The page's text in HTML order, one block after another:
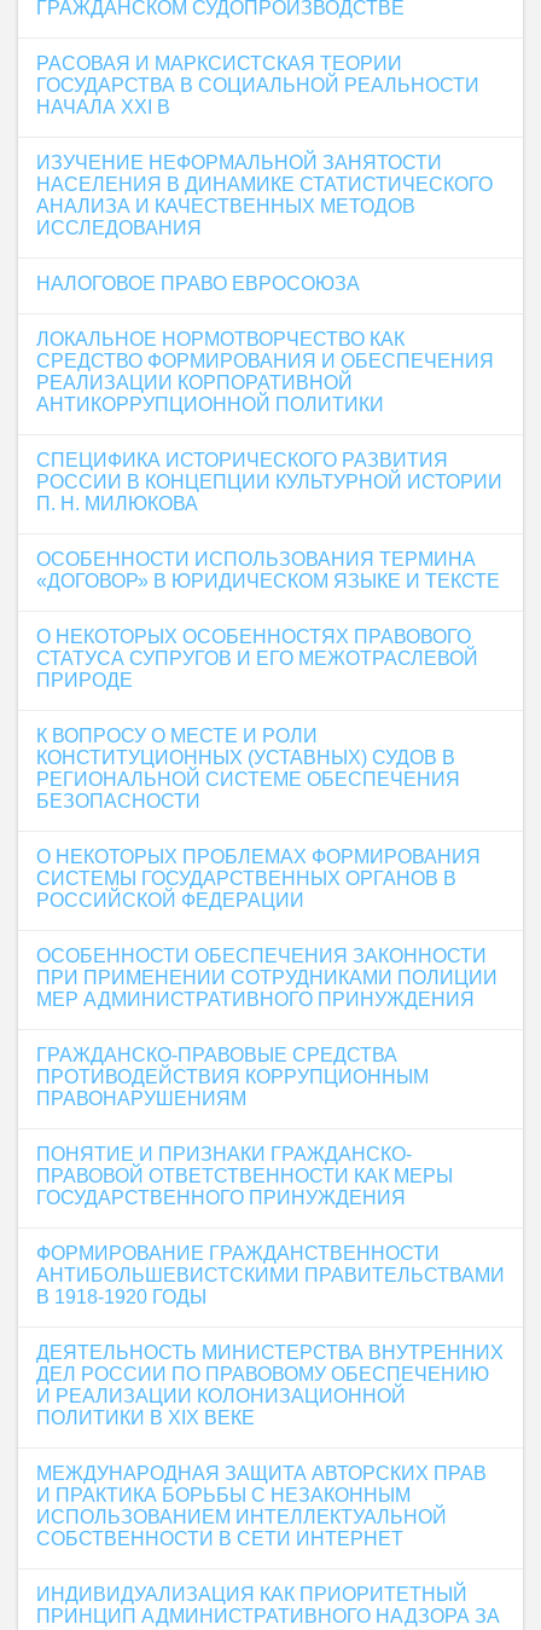
ГРАЖДАНСКОМ СУДОПРОИЗВОДСТВЕ
РАСОВАЯ И МАРКСИСТСКАЯ ТЕОРИИ
ГОСУДАРСТВА В СОЦИАЛЬНОЙ РЕАЛЬНОСТИ
НАЧАЛА XXI В
ИЗУЧЕНИЕ НЕФОРМАЛЬНОЙ ЗАНЯТОСТИ
НАСЕЛЕНИЯ В ДИНАМИКЕ СТАТИСТИЧЕСКОГО
АНАЛИЗА И КАЧЕСТВЕННЫХ МЕТОДОВ
ИССЛЕДОВАНИЯ
НАЛОГОВОЕ ПРАВО ЕВРОСОЮЗА
ЛОКАЛЬНОЕ НОРМОТВОРЧЕСТВО КАК
СРЕДСТВО ФОРМИРОВАНИЯ И ОБЕСПЕЧЕНИЯ
РЕАЛИЗАЦИИ КОРПОРАТИВНОЙ
АНТИКОРРУПЦИОННОЙ ПОЛИТИКИ
СПЕЦИФИКА ИСТОРИЧЕСКОГО РАЗВИТИЯ
РОССИИ В КОНЦЕПЦИИ КУЛЬТУРНОЙ ИСТОРИИ
П. Н. МИЛЮКОВА
ОСОБЕННОСТИ ИСПОЛЬЗОВАНИЯ ТЕРМИНА
«ДОГОВОР» В ЮРИДИЧЕСКОМ ЯЗЫКЕ И ТЕКСТЕ
О НЕКОТОРЫХ ОСОБЕННОСТЯХ ПРАВОВОГО
СТАТУСА СУПРУГОВ И ЕГО МЕЖОТРАСЛЕВОЙ
ПРИРОДЕ
К ВОПРОСУ О МЕСТЕ И РОЛИ
КОНСТИТУЦИОННЫХ (УСТАВНЫХ) СУДОВ В
РЕГИОНАЛЬНОЙ СИСТЕМЕ ОБЕСПЕЧЕНИЯ
БЕЗОПАСНОСТИ
О НЕКОТОРЫХ ПРОБЛЕМАХ ФОРМИРОВАНИЯ
СИСТЕМЫ ГОСУДАРСТВЕННЫХ ОРГАНОВ В
РОССИЙСКОЙ ФЕДЕРАЦИИ
ОСОБЕННОСТИ ОБЕСПЕЧЕНИЯ ЗАКОННОСТИ
ПРИ ПРИМЕНЕНИИ СОТРУДНИКАМИ ПОЛИЦИИ
МЕР АДМИНИСТРАТИВНОГО ПРИНУЖДЕНИЯ
ГРАЖДАНСКО-ПРАВОВЫЕ СРЕДСТВА
ПРОТИВОДЕЙСТВИЯ КОРРУПЦИОННЫМ
ПРАВОНАРУШЕНИЯМ
ПОНЯТИЕ И ПРИЗНАКИ ГРАЖДАНСКО-
ПРАВОВОЙ ОТВЕТСТВЕННОСТИ КАК МЕРЫ
ГОСУДАРСТВЕННОГО ПРИНУЖДЕНИЯ
ФОРМИРОВАНИЕ ГРАЖДАНСТВЕННОСТИ
АНТИБОЛЬШЕВИСТСКИМИ ПРАВИТЕЛЬСТВАМИ
В 1918-1920 ГОДЫ
ДЕЯТЕЛЬНОСТЬ МИНИСТЕРСТВА ВНУТРЕННИХ
ДЕЛ РОССИИ ПО ПРАВОВОМУ ОБЕСПЕЧЕНИЮ
И РЕАЛИЗАЦИИ КОЛОНИЗАЦИОННОЙ
ПОЛИТИКИ В XIX ВЕКЕ
МЕЖДУНАРОДНАЯ ЗАЩИТА АВТОРСКИХ ПРАВ
И ПРАКТИКА БОРЬБЫ С НЕЗАКОННЫМ
ИСПОЛЬЗОВАНИЕМ ИНТЕЛЛЕКТУАЛЬНОЙ
СОБСТВЕННОСТИ В СЕТИ ИНТЕРНЕТ
ИНДИВИДУАЛИЗАЦИЯ КАК ПРИОРИТЕТНЫЙ
ПРИНЦИП АДМИНИСТРАТИВНОГО НАДЗОРА ЗА